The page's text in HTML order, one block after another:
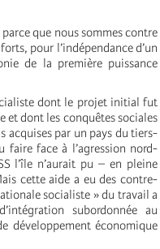
que nous sommes contre
pour l’indépendance d’un
de la première puissance
dont le projet initial fut
et dont les conquêtes sociales
acquises par un pays du tiers-
face à l’agression nord-
l’île n’aurait pu – en pleine
cette aide a eu des contre-
socialiste » du travail a
subordonnée au
développement économique